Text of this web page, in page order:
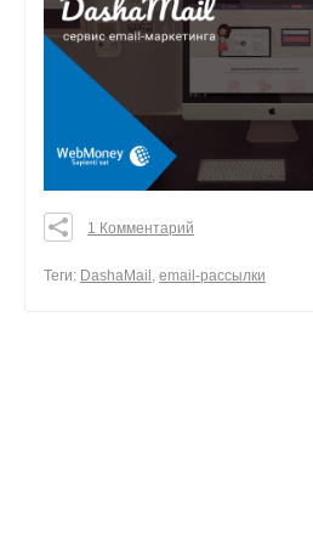
0
1 Комментарий
Теги: DashaMail , email-рассылки